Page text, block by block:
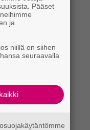
Pääset
ja
niillä on siihen
seuraavalla